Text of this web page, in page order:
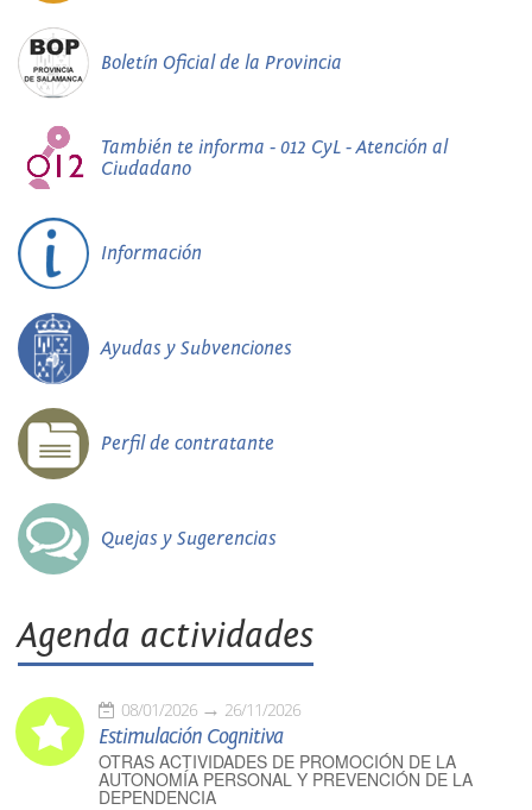
Boletín Oficial de la Provincia
También te informa - 012 CyL - Atención al
Ciudadano
Información
Ayudas y Subvenciones
Perfil de contratante
Quejas y Sugerencias
Agenda actividades
08/01/2026 26/11/2026
Estimulación Cognitiva
OTRAS ACTIVIDADES DE PROMOCIÓN DE LA
AUTONOMÍA PERSONAL Y PREVENCIÓN DE LA
DEPENDENCIA